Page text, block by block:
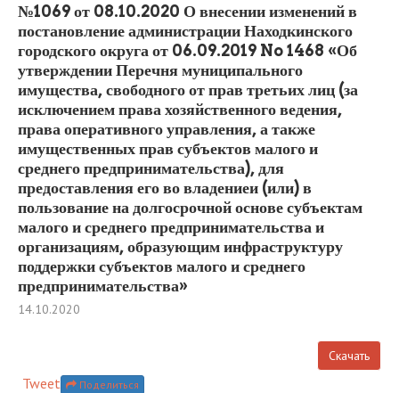
№1069 от 08.10.2020 О внесении изменений в
постановление администрации Находкинского
городского округа от 06.09.2019 No 1468 «Об
утверждении Перечня муниципального
имущества, свободного от прав третьих лиц (за
исключением права хозяйственного ведения,
права оперативного управления, а также
имущественных прав субъектов малого и
среднего предпринимательства), для
предоставления его во владениеи (или) в
пользование на долгосрочной основе субъектам
малого и среднего предпринимательства и
организациям, образующим инфраструктуру
поддержки субъектов малого и среднего
предпринимательства»
14.10.2020
Скачать
Поделиться
Tweet